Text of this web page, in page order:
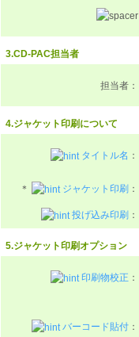
3.CD-PAC担当者
担当者：
4.ジャケット印刷について
タイトル名 ：
＊ ジャケット印刷 ：
投げ込み印刷 ：
5.ジャケット印刷オプション
印刷物校正 ：
バーコード貼付 ：